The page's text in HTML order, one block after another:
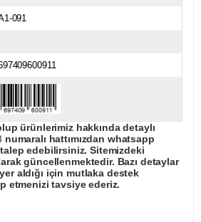
091
ürünlerimiz hakkında detaylı
numaralı hattımızdan whatsapp
edebilirsiniz. Sitemizdeki
güncellenmektedir. Bazı detaylar
aldığı için mutlaka destek
etmenizi tavsiye ederiz.